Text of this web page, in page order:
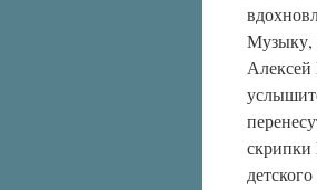
Музыку,